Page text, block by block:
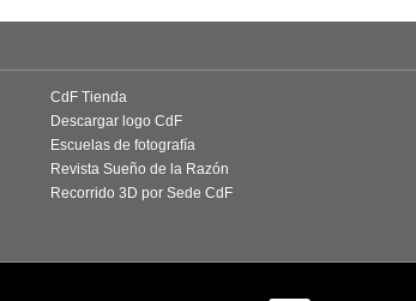
CdF Tienda
Descargar logo CdF
Escuelas de fotografía
Revista Sueño de la Razón
Recorrido 3D por Sede CdF